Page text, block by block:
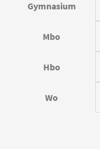
Gymnasium
Mbo
Hbo
Wo